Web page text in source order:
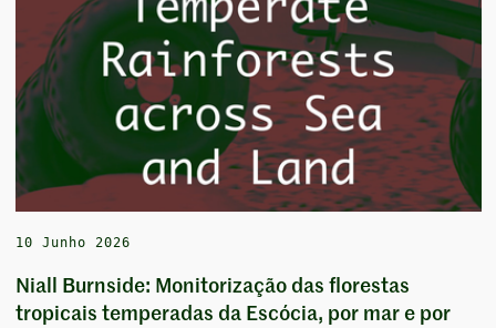
10 Junho 2026
Niall Burnside: Monitorização das florestas
tropicais temperadas da Escócia, por mar e por